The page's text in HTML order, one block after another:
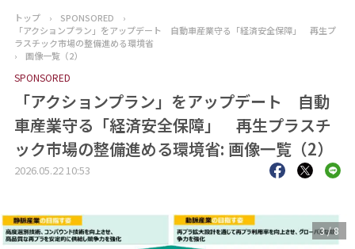
ニュース
おすすめコンテンツ
出版物
会社概要
トップ › SPONSORED
›
「アクションプラン」をアップデート 自動車産業守る「経済安全保障」 再生プ
ラスチック市場の整備進める環境省
›
画像一覧（2）
SPONSORED
「アクションプラン」をアップデート 自動
車産業守る「経済安全保障」 再生プラスチ
ック市場の整備進める環境省: 画像一覧（2）
2026.05.22 10:53
3/8